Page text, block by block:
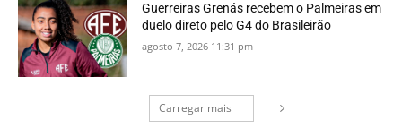
Guerreiras Grenás recebem o Palmeiras em
duelo direto pelo G4 do Brasileirão
agosto 7, 2026 11:31 pm
Carregar mais